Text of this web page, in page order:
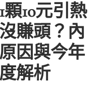
10元引熱
賺頭？內
因與今年
解析